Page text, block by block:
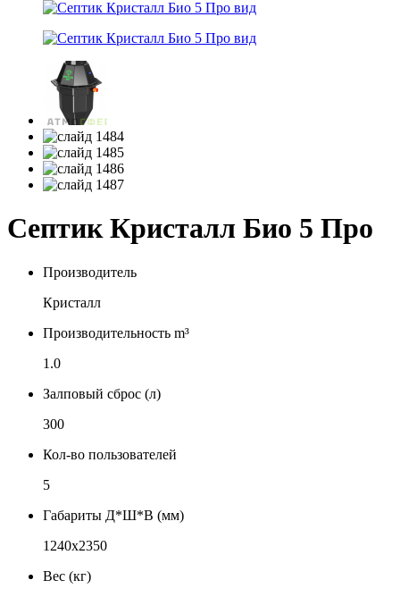
Септик Кристалл Био 5 Про
Производитель
Кристалл
Производительность m³
1.0
Залповый сброс (л)
300
Кол-во пользователей
5
Габариты Д*Ш*В (мм)
1240х2350
Вес (кг)